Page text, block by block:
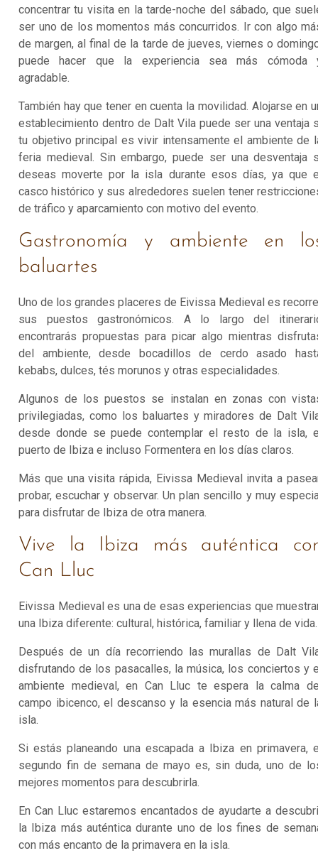
concentrar tu visita en la tarde-noche del sábado, que
ser uno de los momentos más concurridos. Ir con algo
de margen, al final de la tarde de jueves, viernes o
puede hacer que la experiencia sea más cómoda
agradable.
También hay que tener en cuenta la movilidad. Alojarse en
establecimiento dentro de Dalt Vila puede ser una ventaja
tu objetivo principal es vivir intensamente el ambiente de
feria medieval. Sin embargo, puede ser una desventaja
deseas moverte por la isla durante esos días, ya que
casco histórico y sus alrededores suelen tener
de tráfico y aparcamiento con motivo del evento.
Gastronomía y ambiente en
baluartes
Uno de los grandes placeres de Eivissa Medieval es
sus puestos gastronómicos. A lo largo del
encontrarás propuestas para picar algo mientras
del ambiente, desde bocadillos de cerdo asado
kebabs, dulces, tés morunos y otras especialidades.
Algunos de los puestos se instalan en zonas con
privilegiadas, como los baluartes y miradores de Dalt
desde donde se puede contemplar el resto de la isla,
puerto de Ibiza e incluso Formentera en los días claros.
Más que una visita rápida, Eivissa Medieval invita a
probar, escuchar y observar. Un plan sencillo y muy
para disfrutar de Ibiza de otra manera.
Vive la Ibiza más auténtica
Can Lluc
Eivissa Medieval es una de esas experiencias que
una Ibiza diferente: cultural, histórica, familiar y llena de vida.
Después de un día recorriendo las murallas de Dalt
disfrutando de los pasacalles, la música, los conciertos y
ambiente medieval, en Can Lluc te espera la calma
campo ibicenco, el descanso y la esencia más natural de
isla.
Si estás planeando una escapada a Ibiza en primavera,
segundo fin de semana de mayo es, sin duda, uno de
mejores momentos para descubrirla.
En Can Lluc estaremos encantados de ayudarte a
la Ibiza más auténtica durante uno de los fines de
con más encanto de la primavera en la isla.